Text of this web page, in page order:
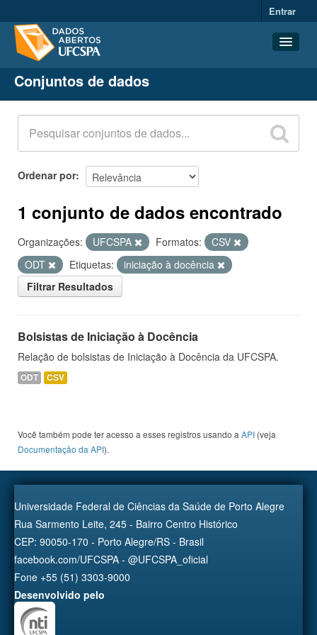
Entrar
Conjuntos de dados
Organizações
Grupos
Sobre
Conjuntos de dados
Ordenar por
1 conjunto de dados encontrado
Organizações: UFCSPA Formatos:
CSV
ODT
Etiquetas:
iniciação à docência
Filtrar Resultados
Bolsistas de Iniciação à Docência
Relação de bolsistas de Iniciação à Docência da UFCSPA.
ODT CSV
Você também pode ter acesso a esses registros usando a API (veja
Documentação da API).
Universidade Federal de Ciências da Saúde de Porto Alegre
Rua Sarmento Leite, 245 - Bairro Centro Histórico
CEP: 90050-170 - Porto Alegre/RS - Brasil
facebook.com/UFCSPA - @UFCSPA_oficial
Fone +55 (51) 3303-9000
Desenvolvido pelo